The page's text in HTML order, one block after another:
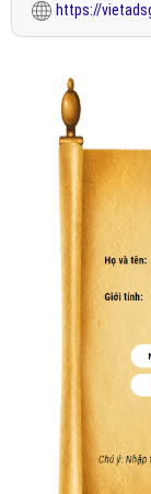
https://